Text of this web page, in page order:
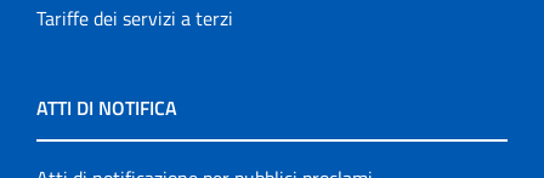
Tariffe dei servizi a terzi
ATTI DI NOTIFICA